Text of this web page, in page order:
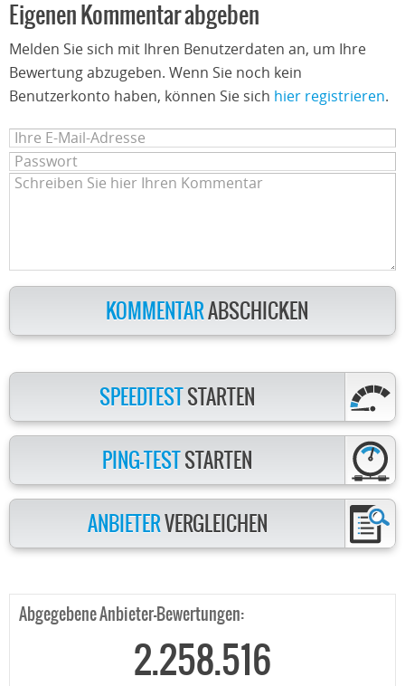
Eigenen Kommentar abgeben
Melden Sie sich mit Ihren Benutzerdaten an, um Ihre
Bewertung abzugeben. Wenn Sie noch kein
Benutzerkonto haben, können Sie sich hier registrieren.
KOMMENTARABSCHICKEN
SPEEDTESTSTARTEN
PING-TESTSTARTEN
ANBIETERVERGLEICHEN
Abgegebene Anbieter-Bewertungen:
2.258.516